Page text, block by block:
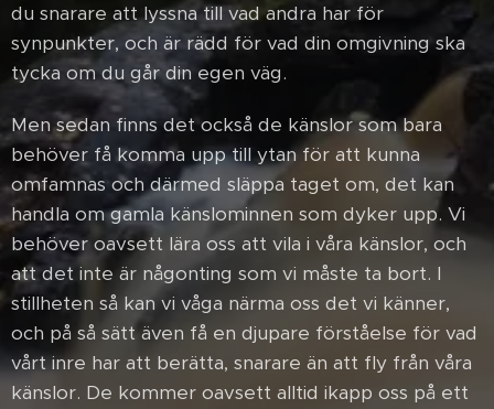
du snarare att lyssna till vad andra har för
synpunkter, och är rädd för vad din omgivning ska
tycka om du går din egen väg.
Men sedan finns det också de känslor som bara
behöver få komma upp till ytan för att kunna
omfamnas och därmed släppa taget om, det kan
handla om gamla känslominnen som dyker upp. Vi
behöver oavsett lära oss att vila i våra känslor, och
att det inte är någonting som vi måste ta bort. I
stillheten så kan vi våga närma oss det vi känner,
och på så sätt även få en djupare förståelse för vad
vårt inre har att berätta, snarare än att fly från våra
känslor. De kommer oavsett alltid ikapp oss på ett